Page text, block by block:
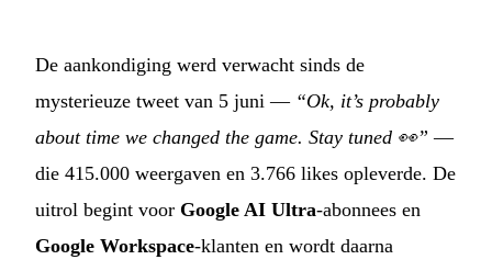
De aankondiging werd verwacht sinds de
mysterieuze tweet van 5 juni — “Ok, it’s probably
about time we changed the game. Stay tuned 👀” —
die 415.000 weergaven en 3.766 likes opleverde. De
uitrol begint voor Google AI Ultra-abonnees en
Google Workspace-klanten en wordt daarna